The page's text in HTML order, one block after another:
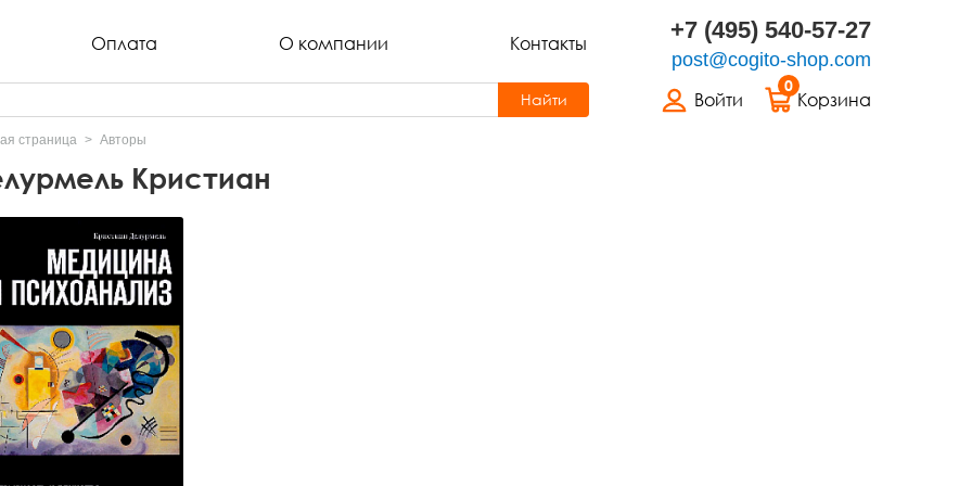
Оплата О компании Контакты +7 (495) 540-57-27
post@cogito-shop.com
Войти
0
Корзина
Найти
страница Авторы
Кристиан